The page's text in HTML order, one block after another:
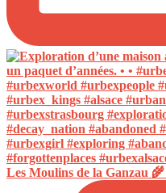
Les Moulins de la Ganzau